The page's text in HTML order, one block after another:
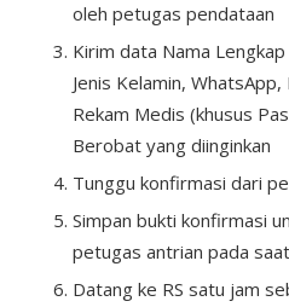
oleh petugas pendataan
Kirim data Nama
Jenis Kelamin,
Rekam Medis (khusus
Berobat yang diinginkan
Tunggu konfirmasi dari
Simpan bukti konfirmasi
petugas antrian pada
Datang ke RS satu jam